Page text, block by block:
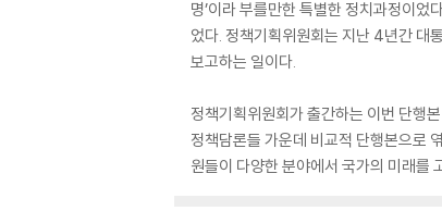
명’이라 부를만한 특별한 정치과정이
었다. 정책기획위원회는 지난 4년간 대
보고하는 일이다.
정책기획위원회가 출간하는 이번 단행
정책담론들 가운데 비교적 단행본으로
원들이 다양한 분야에서 국가의 미래를